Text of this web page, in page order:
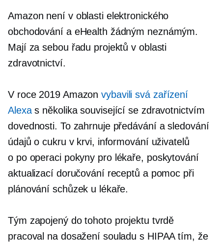
Amazon není v oblasti elektronického
obchodování a eHealth žádným neznámým.
Mají za sebou řadu projektů v oblasti
zdravotnictví.
V roce 2019 Amazonvybavili svá zařízení
Alexas několikasouvisející se zdravotnictvím
dovednosti. To zahrnuje předávání a sledování
údajů o cukru v krvi, informování uživatelů
o po operacipokyny pro lékaře, poskytování
aktualizací doručování receptů a pomoc při
plánování schůzek u lékaře.
Tým zapojený do tohoto projektu tvrdě
pracoval na dosažení souladu s HIPAA tím, že